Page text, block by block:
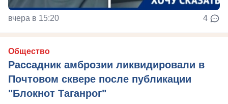
вчера в 15:20 4
Общество
Рассадник амброзии ликвидировали в
Почтовом сквере после публикации
"Блокнот Таганрог"